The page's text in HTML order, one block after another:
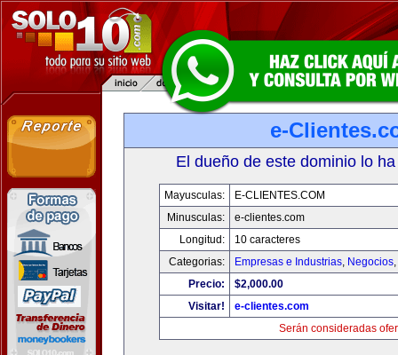
e-
El dueño de este dominio lo
Mayusculas:
E-CLIENTES.COM
Minusculas:
e-clientes.com
Longitud:
10 caracteres
Categorias:
Empresas e Industrias, Negocios,
Precio:
$2,000.00
Visitar!
e-clientes.com
Serán consideradas